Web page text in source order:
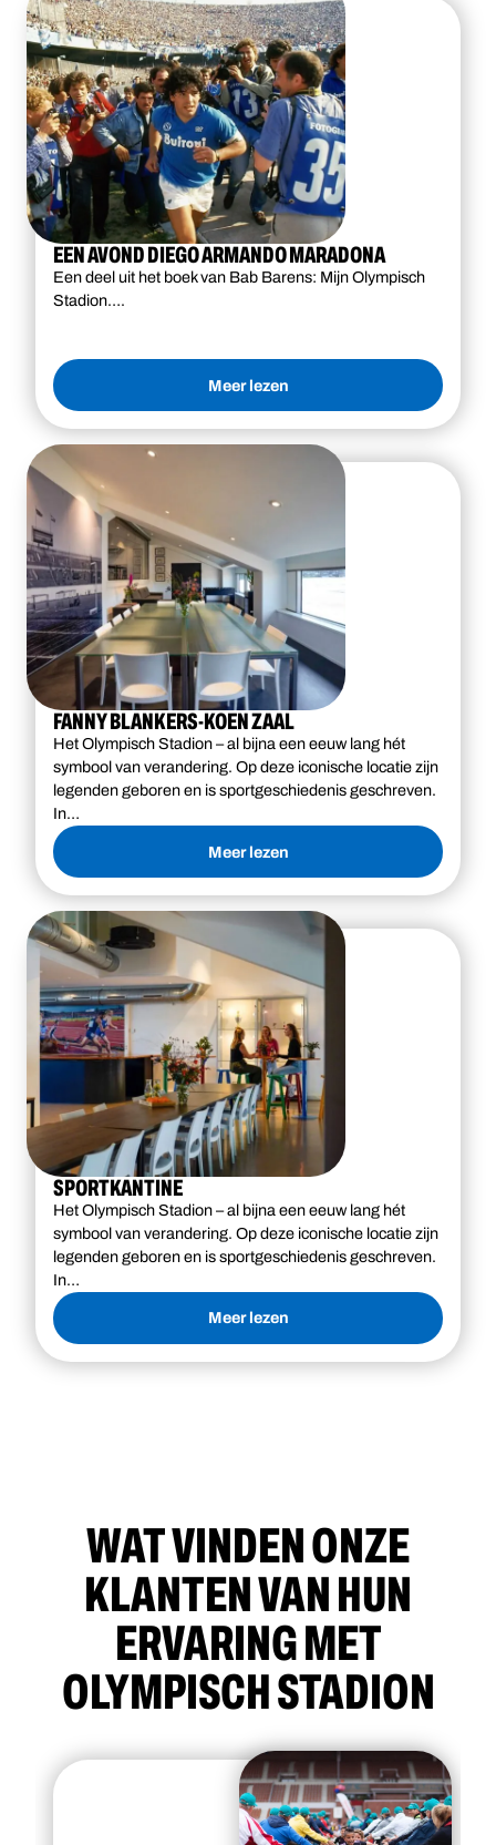
EEN AVOND DIEGO ARMANDO MARADONA
Een deel uit het boek van Bab Barens: Mijn Olympisch
Stadion….
Meer lezen
FANNY BLANKERS-KOEN ZAAL
Het Olympisch Stadion – al bijna een eeuw lang hét
symbool van verandering. Op deze iconische locatie zijn
legenden geboren en is sportgeschiedenis geschreven.
In…
Meer lezen
SPORTKANTINE
Het Olympisch Stadion – al bijna een eeuw lang hét
symbool van verandering. Op deze iconische locatie zijn
legenden geboren en is sportgeschiedenis geschreven.
In…
Meer lezen
WAT VINDEN ONZE
KLANTEN VAN HUN
ERVARING MET
OLYMPISCH STADION